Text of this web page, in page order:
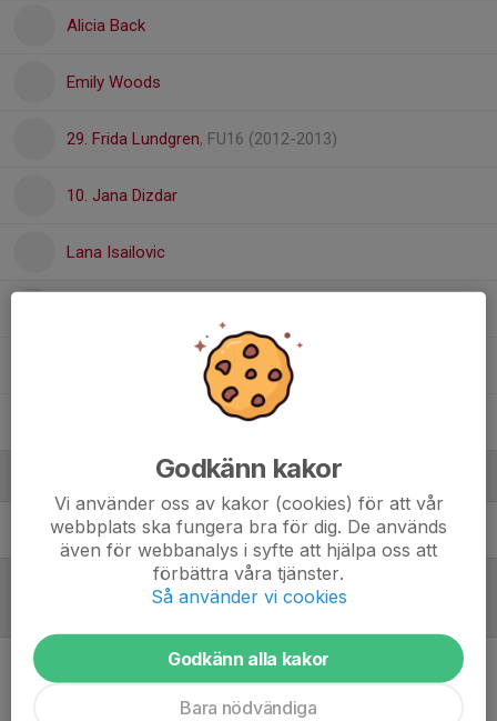
Alicia Back
Emily Woods
29. Frida Lundgren, FU16 (2012-2013)
10. Jana Dizdar
Lana Isailovic
, FU16 (2012-2013)
Stefan BackTränare Dam B
Inget referat skrivet
Godkänn kakor
Vi använder oss av kakor (cookies) för att vår
webbplats ska fungera bra för dig. De används
även för webbanalys i syfte att hjälpa oss att
förbättra våra tjänster.
Så använder vi cookies
Godkänn alla kakor
Bara nödvändiga